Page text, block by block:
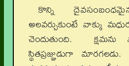
కొన్ని
అలవర్చుకుంటే వాక్కు
చెందుతుంది.
స్థితప్రజ్ఞుడుగా